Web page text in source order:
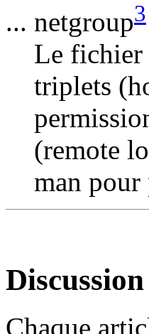
... netgroup3
Le fichier
triplets
(remote
man pour
Chaque